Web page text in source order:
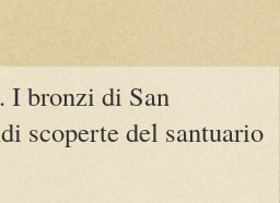
I bronzi di San
scoperte del santuario